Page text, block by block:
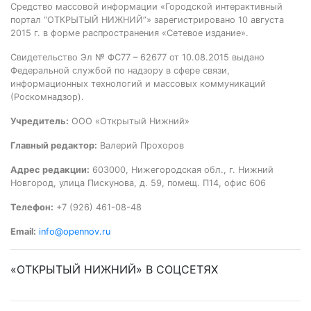
Средство массовой информации «Городской интерактивный
портал “ОТКРЫТЫЙ НИЖНИЙ”» зарегистрировано 10 августа
2015 г. в форме распространения «Сетевое издание».
Свидетельство Эл № ФС77 – 62677 от 10.08.2015 выдано
Федеральной службой по надзору в сфере связи,
информационных технологий и массовых коммуникаций
(Роскомнадзор).
Учредитель: ООО «Открытый Нижний»
Главный редактор: Валерий Прохоров
Адрес редакции: 603000, Нижегородская обл., г. Нижний
Новгород, улица Пискунова, д. 59, помещ. П14, офис 606
Телефон: +7 (926) 461-08-48
Email: info@opennov.ru
«ОТКРЫТЫЙ НИЖНИЙ» В СОЦСЕТЯХ